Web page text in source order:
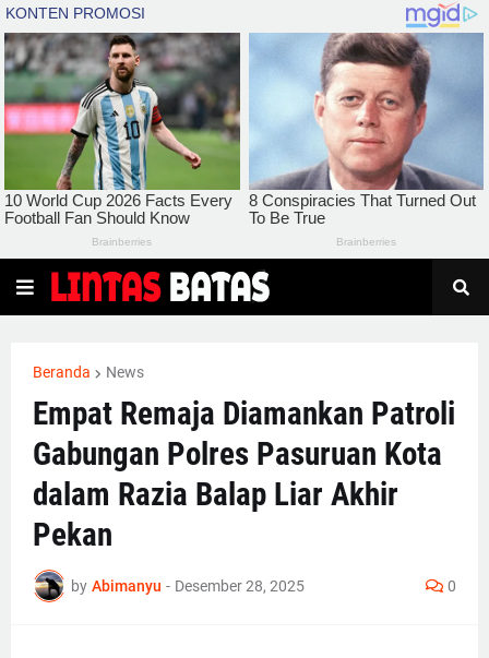
Beranda News
Empat Remaja Diamankan Patroli
Gabungan Polres Pasuruan Kota
dalam Razia Balap Liar Akhir
Pekan
by Abimanyu - Desember 28, 2025 0